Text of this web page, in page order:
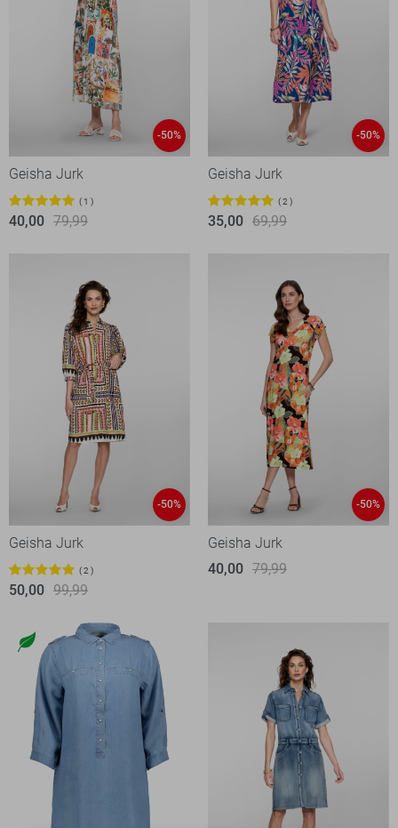
-50%
Geisha Jurk
1
40,00 79,99
-50%
Geisha Jurk
2
35,00 69,99
-50%
Geisha Jurk
2
50,00 99,99
-50%
Geisha Jurk
40,00 79,99